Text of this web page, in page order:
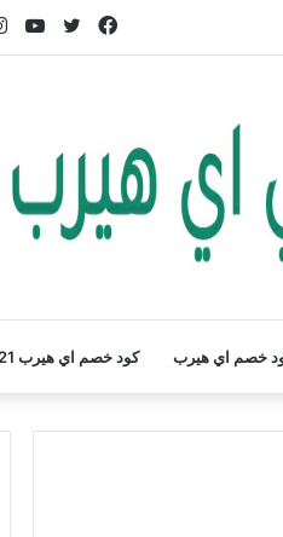
تويتر
فيسبوك
خصم اي هيرب كود خصم اي هيرب 2021